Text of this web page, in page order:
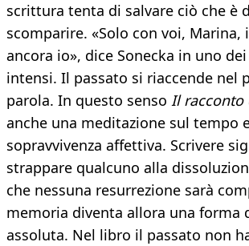
scrittura tenta di salvare ciò che è
scomparire. «Solo con voi, Marina,
ancora io», dice Sonecka in uno
intensi. Il passato si riaccende nel
parola. In questo senso Il racconto
anche una meditazione sul tempo
sopravvivenza affettiva. Scrivere
strappare qualcuno alla
che nessuna resurrezione sarà
memoria diventa allora una forma
assoluta. Nel libro il passato non